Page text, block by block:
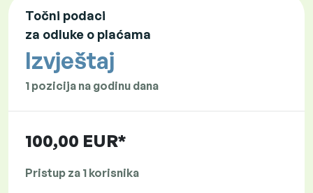
Točni podaci
za odluke o plaćama
Izvještaj
1 pozicija na godinu dana
100,00 EUR*
Pristup za 1 korisnika